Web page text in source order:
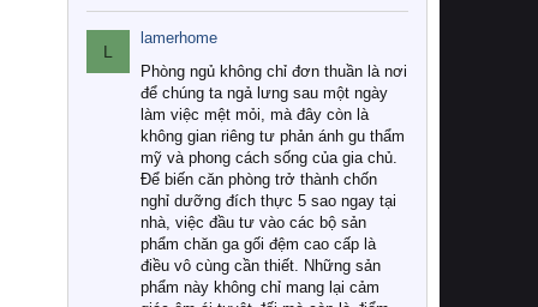
L
lamerhome
Phòng ngủ không chỉ đơn thuần là nơi
để chúng ta ngả lưng sau một ngày
làm việc mệt mỏi, mà đây còn là
không gian riêng tư phản ánh gu thẩm
mỹ và phong cách sống của gia chủ.
Để biến căn phòng trở thành chốn
nghỉ dưỡng đích thực 5 sao ngay tại
nhà, việc đầu tư vào các bộ sản
phẩm chăn ga gối đệm cao cấp là
điều vô cùng cần thiết. Những sản
phẩm này không chỉ mang lại cảm